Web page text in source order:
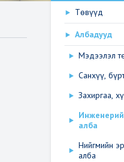
Төвүүд
Албадууд
Мэдээлэл
Санхүү,
Захиргаа,
алба
Нийгмийн
алба